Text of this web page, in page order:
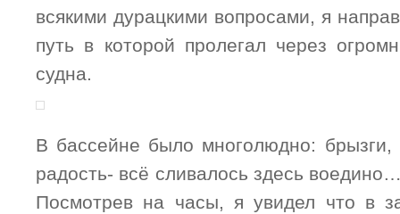
всякими дурацкими вопросами, я
путь в которой пролегал через
судна.
В бассейне было многолюдно: брызги,
радость- всё сливалось здесь
Посмотрев на часы, я увидел что в